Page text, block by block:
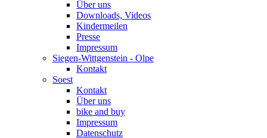
Über uns
Downloads, Videos
Kindermeilen
Presse
Impressum
Siegen-Wittgenstein - Olpe
Kontakt
Soest
Kontakt
Über uns
bike and buy
Impressum
Datenschutz